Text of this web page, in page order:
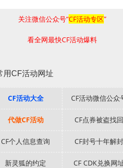
关注微信公众号“CF活动专区”
看全网最快CF活动爆料
用CF活动网址
CF活动大全 CF活动微信公众
代做CF活动 CF点券被盗找回
CF个人信息查询 CF封号十年解封
新灵狐的约定 CF CDK兑换网